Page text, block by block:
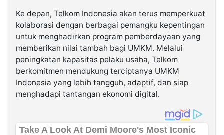
Ke depan, Telkom Indonesia akan terus memperkuat
kolaborasi dengan berbagai pemangku kepentingan
untuk menghadirkan program pemberdayaan yang
memberikan nilai tambah bagi UMKM. Melalui
peningkatan kapasitas pelaku usaha, Telkom
berkomitmen mendukung terciptanya UMKM
Indonesia yang lebih tangguh, adaptif, dan siap
menghadapi tantangan ekonomi digital.